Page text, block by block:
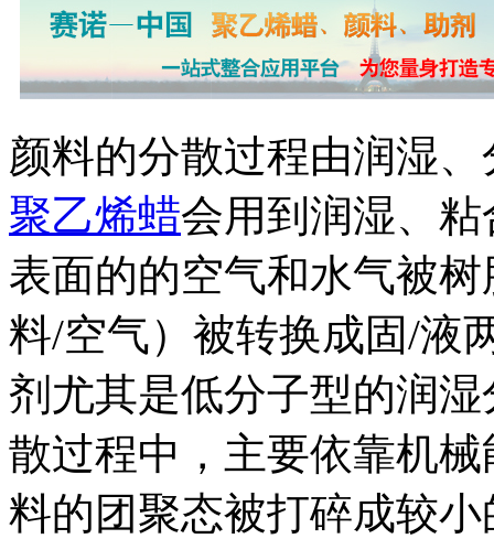
颜料的分散过程由润湿
聚乙烯蜡会用到润湿、
表面的的空气和水气被
料/空气）被转换成固/液
剂尤其是低分子型的润
散过程中，主要依靠机
料的团聚态被打碎成较